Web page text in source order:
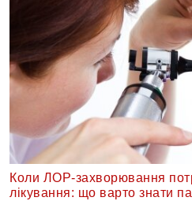
Коли ЛОР-захворювання
лікування: що варто знати